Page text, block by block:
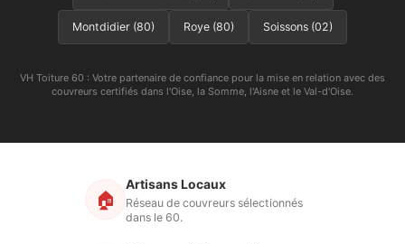
Montdidier (80) Roye (80) Soissons (02)
VH Toiture 60 : Votre partenaire de confiance pour la mise en relation avec des
couvreurs certifiés dans l'Oise, la Somme, l'Aisne et le Val-d'Oise.
🏠
Artisans Locaux
Réseau de couvreurs sélectionnés
dans le 60.